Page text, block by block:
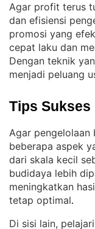
Agar profit terus
dan efisiensi
promosi yang
cepat laku dan
Dengan teknik
menjadi peluang
Tips
Agar pengelolaan
beberapa aspek
dari skala kecil
budidaya lebih
meningkatkan
tetap optimal.
Di sisi lain,